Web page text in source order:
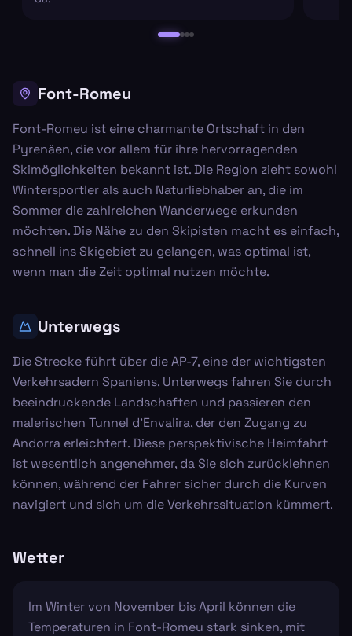
Font-Romeu
Font-Romeu ist eine charmante Ortschaft in den
Pyrenäen, die vor allem für ihre hervorragenden
Skimöglichkeiten bekannt ist. Die Region zieht sowohl
Wintersportler als auch Naturliebhaber an, die im
Sommer die zahlreichen Wanderwege erkunden
möchten. Die Nähe zu den Skipisten macht es einfach,
schnell ins Skigebiet zu gelangen, was optimal ist,
wenn man die Zeit optimal nutzen möchte.
Unterwegs
Die Strecke führt über die AP-7, eine der wichtigsten
Verkehrsadern Spaniens. Unterwegs fahren Sie durch
beeindruckende Landschaften und passieren den
malerischen Tunnel d'Envalira, der den Zugang zu
Andorra erleichtert. Diese perspektivische Heimfahrt
ist wesentlich angenehmer, da Sie sich zurücklehnen
können, während der Fahrer sicher durch die Kurven
navigiert und sich um die Verkehrssituation kümmert.
Wetter
Im Winter von November bis April können die
Temperaturen in Font-Romeu stark sinken, mit